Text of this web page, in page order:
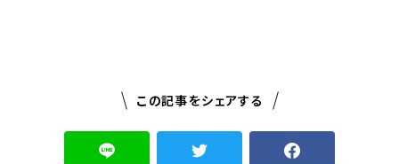
この記事をシェアする